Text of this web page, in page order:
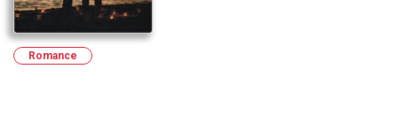
Romance